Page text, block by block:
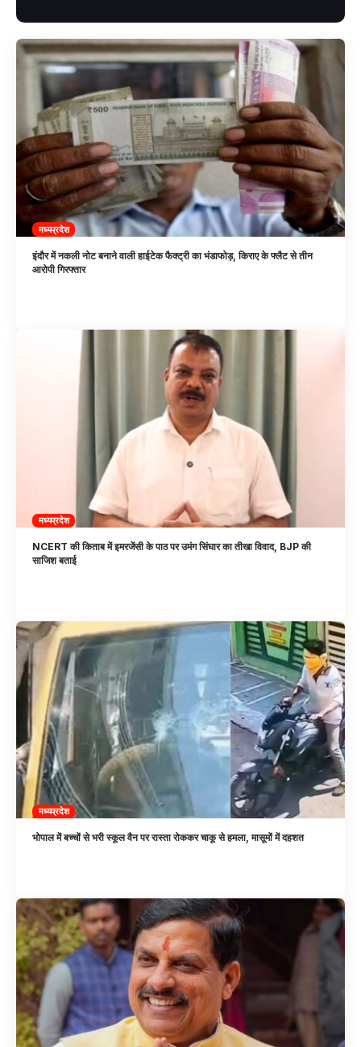
मध्यप्रदेश
इंदौर में नकली नोट बनाने वाली हाईटेक फैक्ट्री का भंडाफोड़, किराए के फ्लैट से तीन
आरोपी गिरफ्तार
मध्यप्रदेश
NCERT की किताब में इमरजेंसी के पाठ पर उमंग सिंघार का तीखा विवाद, BJP की
साजिश बताई
मध्यप्रदेश
भोपाल में बच्चों से भरी स्कूल वैन पर रास्ता रोककर चाकू से हमला, मासूमों में दहशत